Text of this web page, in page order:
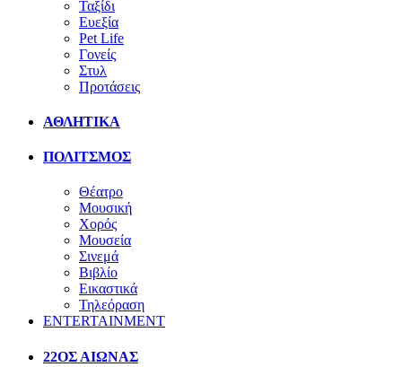
Ταξίδι
Ευεξία
Pet Life
Γονείς
Στυλ
Προτάσεις
ΑΘΛΗΤΙΚΑ
ΠΟΛΙΤΣΜΟΣ
Θέατρο
Μουσική
Χορός
Μουσεία
Σινεμά
Βιβλίο
Εικαστικά
Τηλεόραση
ENTERTAINMENT
22ΟΣ ΑΙΩΝΑΣ